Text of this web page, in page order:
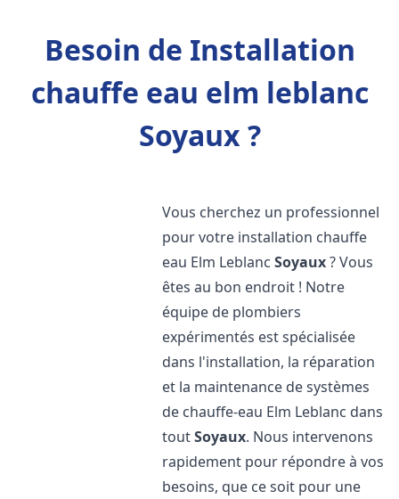
Besoin de Installation
chauffe eau elm leblanc
Soyaux ?
Vous cherchez un professionnel
pour votre installation chauffe
eau Elm LeblancSoyaux? Vous
êtes au bon endroit ! Notre
équipe de plombiers
expérimentés est spécialisée
dans l'installation, la réparation
et la maintenance de systèmes
de chauffe-eau Elm Leblanc dans
toutSoyaux. Nous intervenons
rapidement pour répondre à vos
besoins, que ce soit pour une